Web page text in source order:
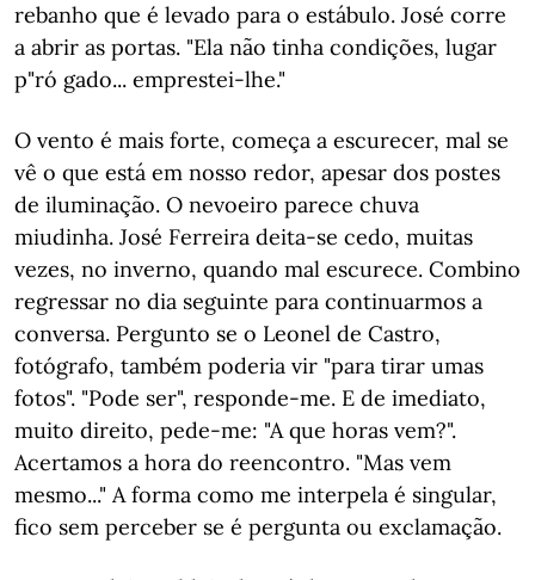
rebanho que é levado para o estábulo. José corre
a abrir as portas. "Ela não tinha condições, lugar
p"ró gado... emprestei-lhe."
O vento é mais forte, começa a escurecer, mal se
vê o que está em nosso redor, apesar dos postes
de iluminação. O nevoeiro parece chuva
miudinha. José Ferreira deita-se cedo, muitas
vezes, no inverno, quando mal escurece. Combino
regressar no dia seguinte para continuarmos a
conversa. Pergunto se o Leonel de Castro,
fotógrafo, também poderia vir "para tirar umas
fotos". "Pode ser", responde-me. E de imediato,
muito direito, pede-me: "A que horas vem?".
Acertamos a hora do reencontro. "Mas vem
mesmo..." A forma como me interpela é singular,
fico sem perceber se é pergunta ou exclamação.